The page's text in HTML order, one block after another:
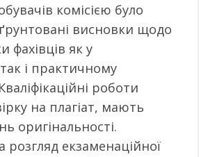
комісією було
висновки щодо
фахівців як у
і практичному
роботи
на плагіат, мають
оригінальності.
розгляд екзаменаційної